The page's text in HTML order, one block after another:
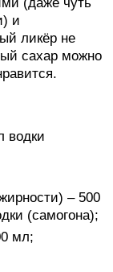
и
ликёр не
сахар можно
водки
– 500
(самогона);
мл;